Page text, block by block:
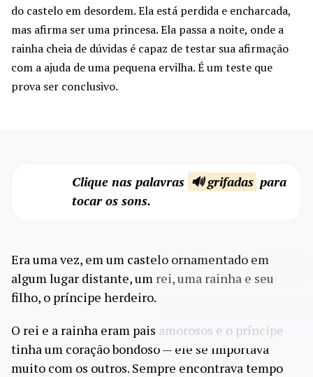
do castelo em desordem. Ela está perdida e encharcada,
mas afirma ser uma princesa. Ela passa a noite, onde a
rainha cheia de dúvidas é capaz de testar sua afirmação
com a ajuda de uma pequena ervilha. É um teste que
prova ser conclusivo.
Clique nas palavras 🔊 grifadas para
tocar os sons.
Era uma vez, em um castelo ornamentado em
algum lugar distante, um rei, uma rainha e seu
filho, o príncipe herdeiro.
O rei e a rainha eram pais amorosos e o príncipe
tinha um coração bondoso — ele se importava
muito com os outros. Sempre encontrava tempo